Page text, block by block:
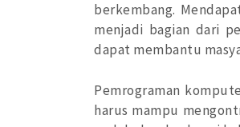
berkembang.
menjadi bagian dari
dapat membantu
Pemrograman
harus mampu